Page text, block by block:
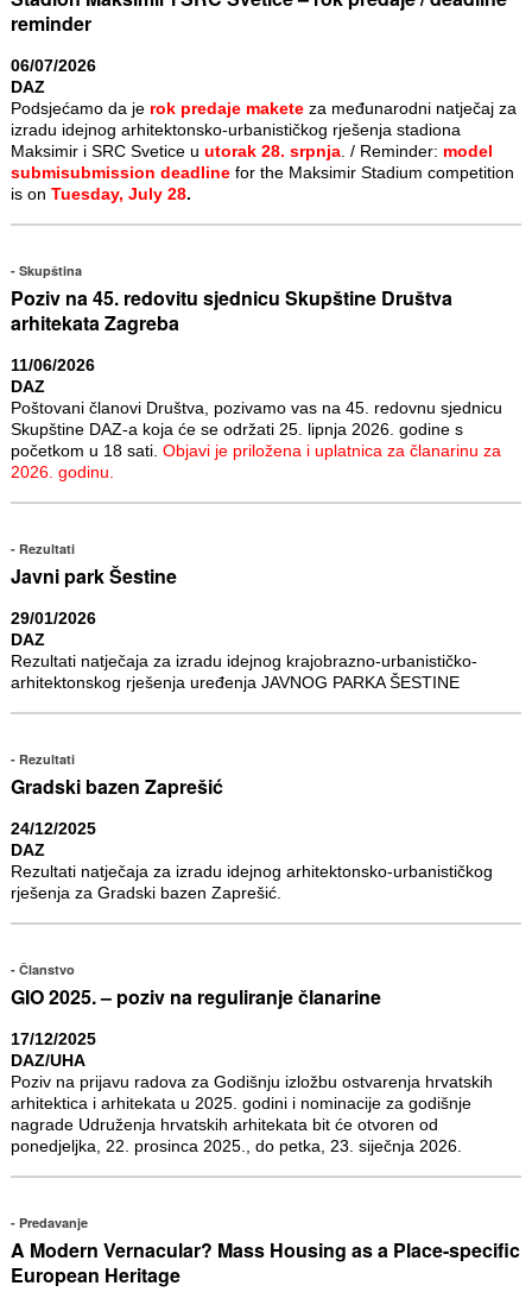
reminder
06/07/2026
DAZ
Podsjećamo da je rok predaje maketeza međunarodni natječaj za
izradu idejnog arhitektonsko-urbanističkog rješenja stadiona
Maksimir i SRC Svetice u utorak 28. srpnja. / Reminder: model
submisubmission deadlinefor the Maksimir Stadium competition
is on Tuesday, July 28.
Skupština
Poziv na 45. redovitu sjednicu Skupštine Društva
arhitekata Zagreba
11/06/2026
DAZ
Poštovani članovi Društva, pozivamo vas na 45. redovnu sjednicu
Skupštine DAZ-a koja će se održati 25. lipnja 2026. godine s
početkom u 18 sati. Objavi je priložena i uplatnica za članarinu za
2026. godinu.
Rezultati
Javni park Šestine
29/01/2026
DAZ
Rezultati natječaja za izradu idejnog krajobrazno-urbanističko-
arhitektonskog rješenja uređenja JAVNOG PARKA ŠESTINE
Rezultati
Gradski bazen Zaprešić
24/12/2025
DAZ
Rezultati natječaja za izradu idejnog arhitektonsko-urbanističkog
rješenja za Gradski bazen Zaprešić.
Članstvo
GIO 2025. – poziv na reguliranje članarine
17/12/2025
DAZ/UHA
Poziv na prijavu radova za Godišnju izložbu ostvarenja hrvatskih
arhitektica i arhitekata u 2025. godini i nominacije za godišnje
nagrade Udruženja hrvatskih arhitekata bit će otvoren od
ponedjeljka, 22. prosinca 2025., do petka, 23. siječnja 2026.
Predavanje
A Modern Vernacular? Mass Housing as a Place-specific
European Heritage